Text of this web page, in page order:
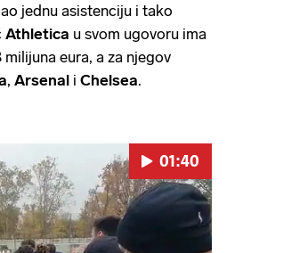
jednu asistenciju i tako
Athletica u svom ugovoru ima
eura, a za njegov
, Arsenal i Chelsea.
01:40